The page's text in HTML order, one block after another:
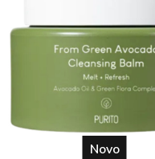
Novo